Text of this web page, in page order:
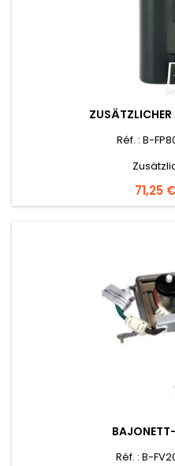
Réf. : B-
Preis
71,25 €
Réf. : B-